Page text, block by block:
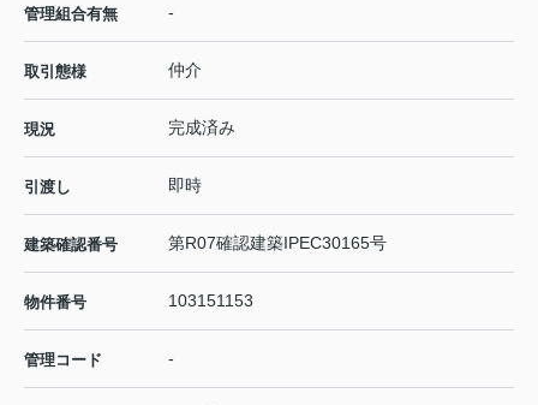
管理組合有無 -
取引態様 仲介
現況 完成済み
引渡し 即時
建築確認番号 第R07確認建築IPEC30165号
物件番号 103151153
管理コード -